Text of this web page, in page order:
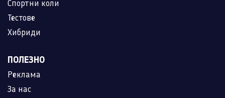
Спортни коли
Тестове
Хибриди
ПОЛЕЗНО
Реклама
За нас